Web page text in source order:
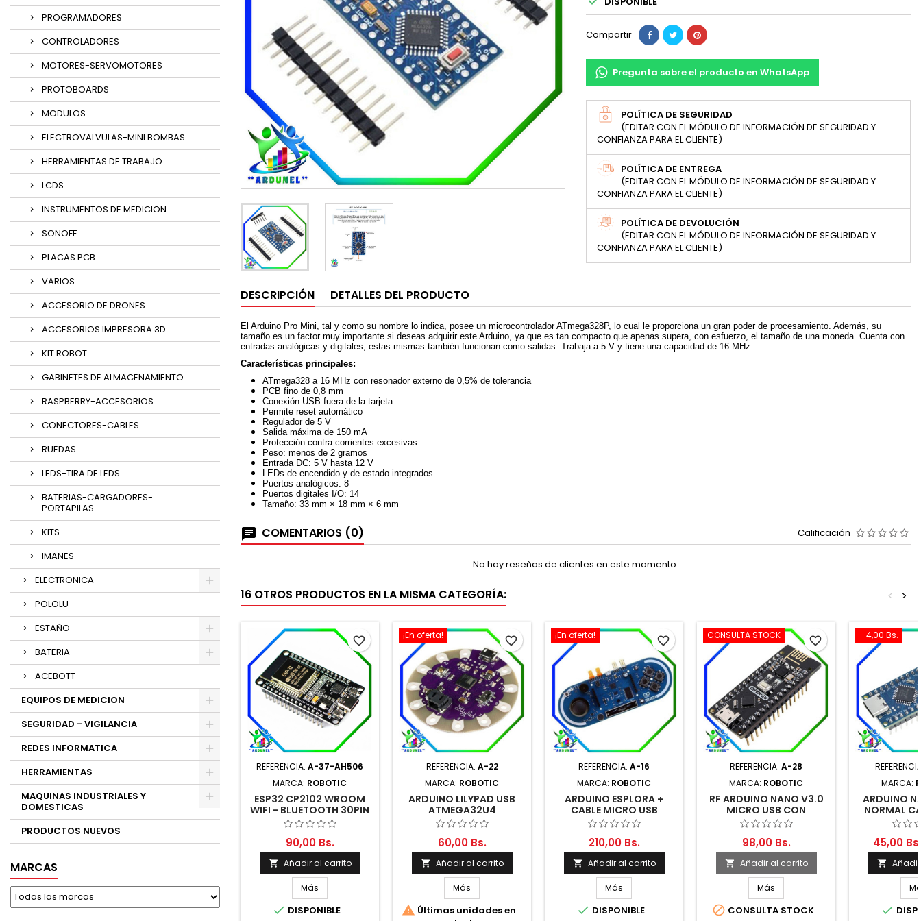
PROGRAMADORES
CONTROLADORES
MOTORES-SERVOMOTORES
PROTOBOARDS
MODULOS
ELECTROVALVULAS-MINI BOMBAS
HERRAMIENTAS DE TRABAJO
LCDS
INSTRUMENTOS DE MEDICION
SONOFF
PLACAS PCB
VARIOS
ACCESORIO DE DRONES
ACCESORIOS IMPRESORA 3D
KIT ROBOT
GABINETES DE ALMACENAMIENTO
RASPBERRY-ACCESORIOS
CONECTORES-CABLES
RUEDAS
LEDS-TIRA DE LEDS
BATERIAS-CARGADORES-
PORTAPILAS
KITS
IMANES
ELECTRONICA
POLOLU
ESTAÑO
BATERIA
ACEBOTT
EQUIPOS DE MEDICION
SEGURIDAD - VIGILANCIA
REDES INFORMATICA
HERRAMIENTAS
MAQUINAS INDUSTRIALES Y
DOMESTICAS
PRODUCTOS NUEVOS
MARCAS
Compartir
Pregunta sobre el producto en WhatsApp
POLÍTICA DE SEGURIDAD
(EDITAR CON EL MÓDULO DE INFORMACIÓN DE SEGURIDAD Y
CONFIANZA PARA EL CLIENTE)
POLÍTICA DE ENTREGA
(EDITAR CON EL MÓDULO DE INFORMACIÓN DE SEGURIDAD Y
CONFIANZA PARA EL CLIENTE)
POLÍTICA DE DEVOLUCIÓN
(EDITAR CON EL MÓDULO DE INFORMACIÓN DE SEGURIDAD Y
CONFIANZA PARA EL CLIENTE)
DESCRIPCIÓN DETALLES DEL PRODUCTO
El Arduino Pro Mini, tal y como su nombre lo indica, posee un microcontrolador ATmega328P, lo cual le proporciona un gran poder de procesamiento. Además, su
tamaño es un factor muy importante si deseas adquirir este Arduino, ya que es tan compacto que apenas supera, con esfuerzo, el tamaño de una moneda. Cuenta con
entradas analógicas y digitales; estas mismas también funcionan como salidas. Trabaja a 5 V y tiene una capacidad de 16 MHz.
Características principales:
ATmega328 a 16 MHz con resonador externo de 0,5% de tolerancia
PCB fino de 0,8 mm
Conexión USB fuera de la tarjeta
Permite reset automático
Regulador de 5 V
Salida máxima de 150 mA
Protección contra corrientes excesivas
Peso: menos de 2 gramos
Entrada DC: 5 V hasta 12 V
LEDs de encendido y de estado integrados
Puertos analógicos: 8
Puertos digitales I/O: 14
Tamaño: 33 mm × 18 mm × 6 mm
COMENTARIOS (0) Calificación
No hay reseñas de clientes en este momento.
16 OTROS PRODUCTOS EN LA MISMA CATEGORÍA: >
<
REFERENCIA: A-37-AH506
MARCA: ROBOTIC
ESP32 CP2102 WROOM
WIFI - BLUETOOTH 30PIN
(TIPO C)
90,00 Bs.
 Añadir al carrito
Más
 DISPONIBLE
favorite_border ¡En oferta!
REFERENCIA: A-22
MARCA: ROBOTIC
ARDUINO LILYPAD USB
ATMEGA32U4
60,00 Bs.
 Añadir al carrito
Más
 Últimas unidades en
favorite_border ¡En oferta!
REFERENCIA: A-16
MARCA: ROBOTIC
ARDUINO ESPLORA +
CABLE MICRO USB
210,00 Bs.
 Añadir al carrito
Más
 DISPONIBLE
favorite_border CONSULTA STOCK
REFERENCIA: A-28
MARCA: ROBOTIC
RF ARDUINO NANO V3.0
MICRO USB CON
NRF24L01 INTEGRADO
98,00 Bs.
 Añadir al carrito
Más
 CONSULTA STOCK
favorite_border - 4,00 Bs.
MARCA:
ARDUINO
NORMAL
45,00 Bs.

